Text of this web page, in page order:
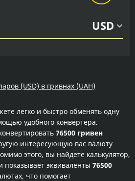
USD
(USD) в гривнах (UAH)
легко и быстро обменять одну
удобного конвертера.
76500 гривен
интересующую вас валюту
этого, вы найдете калькулятор,
показывает эквиваленты 76500
что помогает